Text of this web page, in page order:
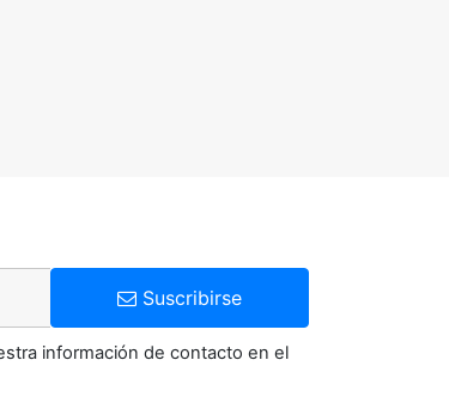
Suscribirse
información de contacto en el